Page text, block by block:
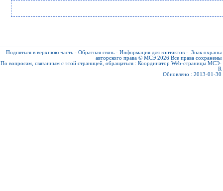
Подняться в верхнюю часть - Обратная связь - Информация для контактов - Знак охраны
авторского права © МСЭ 2026 Все права сохранены
По вопросам, связанным с этой страницей, обращаться : Координатор Web-страницы МСЭ-
R
Обновлено : 2013-01-30